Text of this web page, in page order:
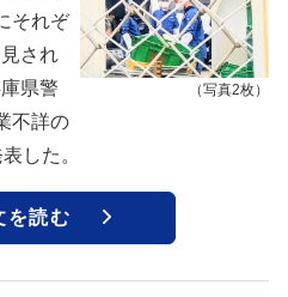
（写真2枚）
それぞ
され
県警
不詳の
した。
を読む